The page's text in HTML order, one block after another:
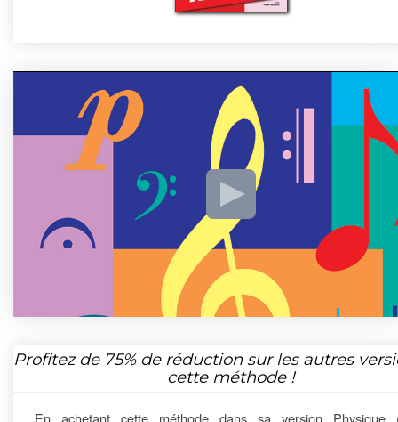
Profitez de 75%de réduction sur les autres
cette méthode !